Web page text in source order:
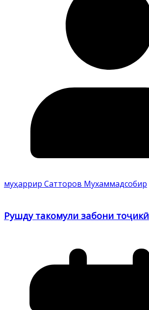
муҳаррир Сатторов Мухаммадсобир
Рушду такомули забони тоҷикӣ